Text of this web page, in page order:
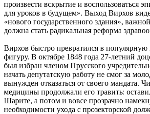
произвести вскрытие и воспользоваться
для уроков в будущем». Выход Вирхов
«нового государственного здания»,
должна стать радикальная реформа
Вирхов быстро превратился в
фигуру. В октябре 1848 года 27-летний
был избран членом Прусского
начать депутатскую работу не смог за
вынужден отказаться от своего мандата.
медицины продолжали его травить:
Шарите, а потом и вовсе прозрачно
необходимости ухода с прозекторской